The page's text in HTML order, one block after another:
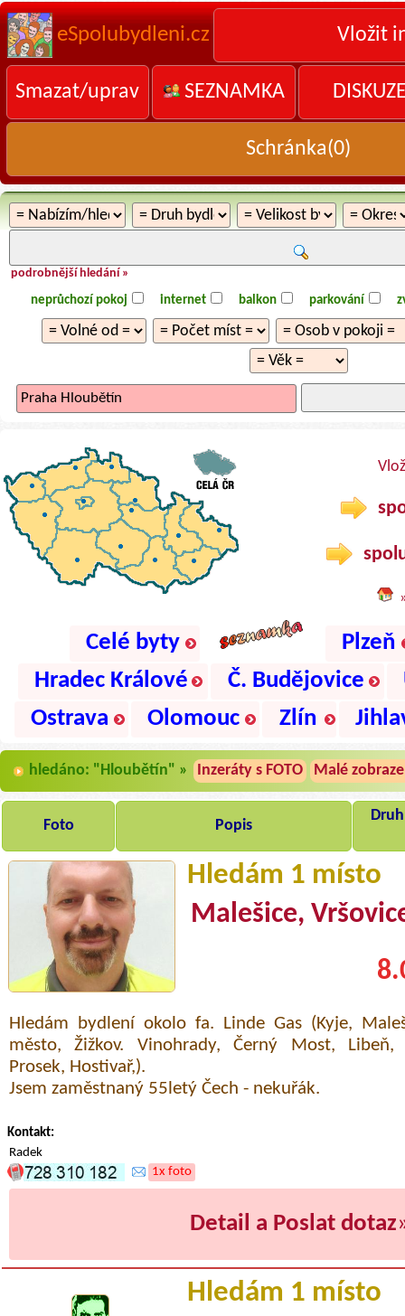
eSpolubydleni.cz Vložit
Smazat/uprav SEZNAMKA
Schránka(0)
podrobnější hledání »
neprůchozí pokoj internet balkon parkování
Celé byty
Plzeň
Hradec Králové
Č. Budějovice
Ostrava
Olomouc Zlín
hledáno: "Hloubětín" » Inzeráty s FOTO Malé
Foto Popis
Hledám 1 místo
Malešice,
Hledám bydlení okolo fa. Linde Gas (Kyje,
město, Žižkov. Vinohrady, Černý Most, Libeň,
Prosek, Hostivař,).
Jsem zaměstnaný 55letý Čech - nekuřák.
Kontakt:
Radek
1x foto
Detail a Poslat dotaz
Hledám 1 místo